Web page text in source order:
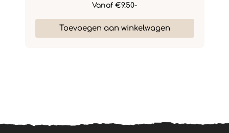
Vanaf€9.50-
Toevoegen aan winkelwagen